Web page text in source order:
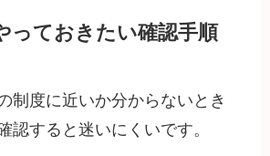
っておきたい確認手順
制度に近いか分からないとき
認すると迷いにくいです。